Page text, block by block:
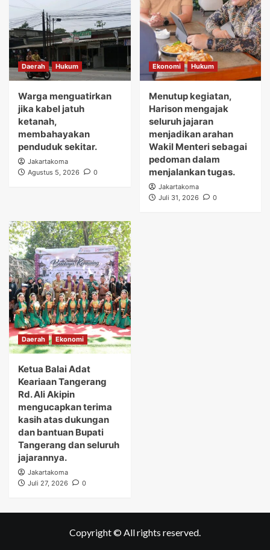
Daerah Hukum
Warga menguatirkan
jika kabel jatuh
ketanah,
membahayakan
penduduk sekitar.
Jakartakoma
Agustus 5, 2026
0
Ekonomi Hukum
Menutup kegiatan,
Harison mengajak
seluruh jajaran
menjadikan arahan
Wakil Menteri sebagai
pedoman dalam
menjalankan tugas.
Jakartakoma
Juli 31, 2026
0
Daerah Ekonomi
Ketua Balai Adat
Keariaan Tangerang
Rd. Ali Akipin
mengucapkan terima
kasih atas dukungan
dan bantuan Bupati
Tangerang dan seluruh
jajarannya.
Jakartakoma
Juli 27, 2026
0
Copyright © All rights reserved.